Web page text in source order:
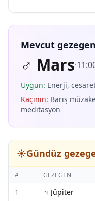
Mevcut
♂ Mars·
Uygun: Enerji,
Kaçının: Barış
meditasyon
☀️Gündüz
# GEZEGEN
1 ♃ Jüpiter